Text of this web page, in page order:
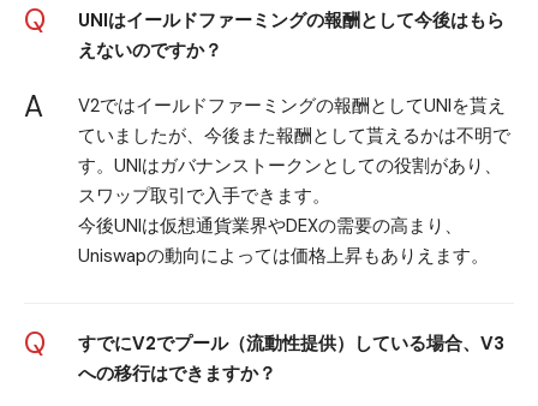
Q
UNIはイールドファーミングの報酬として今後はもら
えないのですか？
A
V2ではイールドファーミングの報酬としてUNIを貰え
ていましたが、今後また報酬として貰えるかは不明で
す。UNIはガバナンストークンとしての役割があり、
スワップ取引で入手できます。
今後UNIは仮想通貨業界やDEXの需要の高まり、
Uniswapの動向によっては価格上昇もありえます。
Q
すでにV2でプール（流動性提供）している場合、V3
への移行はできますか？